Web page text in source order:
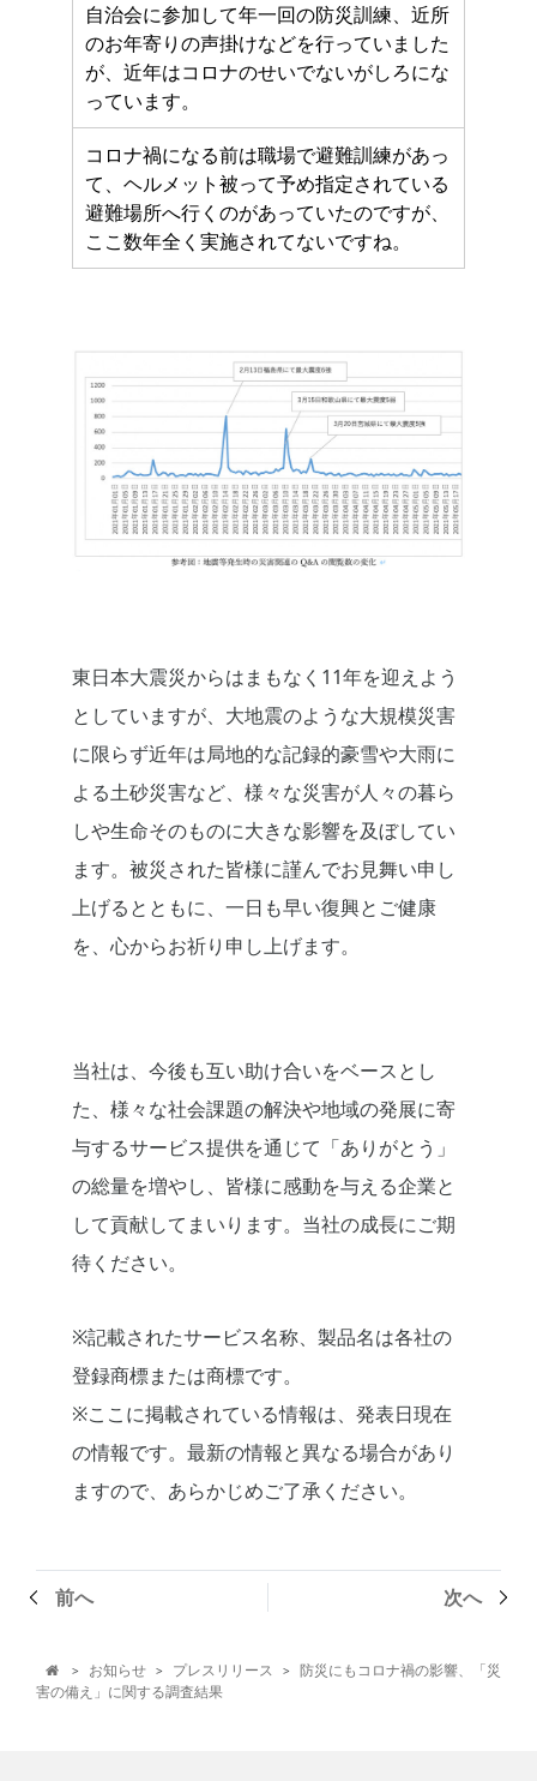
自治会に参加して年一回の防災訓練、近所
のお年寄りの声掛けなどを行っていました
が、近年はコロナのせいでないがしろにな
っています。
コロナ禍になる前は職場で避難訓練があっ
て、ヘルメット被って予め指定されている
避難場所へ行くのがあっていたのですが、
ここ数年全く実施されてないですね。
東日本大震災からはまもなく11年を迎えよう
としていますが、大地震のような大規模災害
に限らず近年は局地的な記録的豪雪や大雨に
よる土砂災害など、様々な災害が人々の暮ら
しや生命そのものに大きな影響を及ぼしてい
ます。被災された皆様に謹んでお見舞い申し
上げるとともに、一日も早い復興とご健康
を、心からお祈り申し上げます。
当社は、今後も互い助け合いをベースとし
た、様々な社会課題の解決や地域の発展に寄
与するサービス提供を通じて「ありがとう」
の総量を増やし、皆様に感動を与える企業と
して貢献してまいります。当社の成長にご期
待ください。
※記載されたサービス名称、製品名は各社の
登録商標または商標です。
※ここに掲載されている情報は、発表日現在
の情報です。最新の情報と異なる場合があり
ますので、あらかじめご了承ください。
前へ 次へ
 > お知らせ > プレスリリース > 防災にもコロナ禍の影響、「災
害の備え」に関する調査結果